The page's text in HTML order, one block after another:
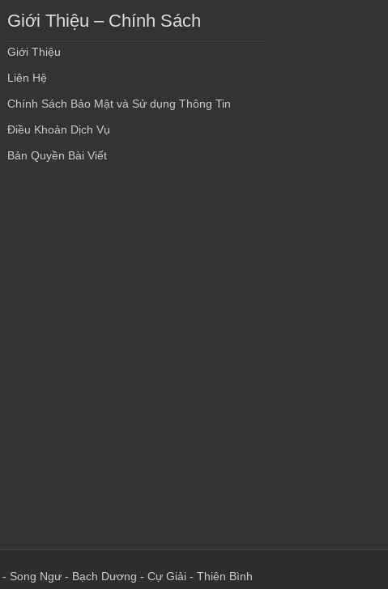
Giới Thiệu – Chính Sách
Giới Thiệu
Liên Hệ
Chính Sách Bảo Mật và Sử dụng Thông Tin
Điều Khoản Dịch Vụ
Bản Quyền Bài Viết
- Song Ngư - Bạch Dương - Cự Giải - Thiên Bình